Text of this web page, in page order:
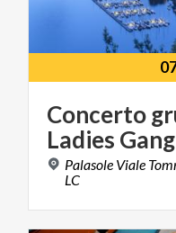
Concerto
Ladies Gang
Palasole Viale
LC